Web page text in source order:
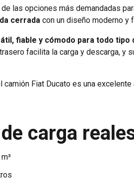
de las opciones más demandadas
cerrada con un diseño moderno y
fiable y cómodo para todo tipo
facilita la carga y descarga, y
camión Fiat Ducato es una
carga